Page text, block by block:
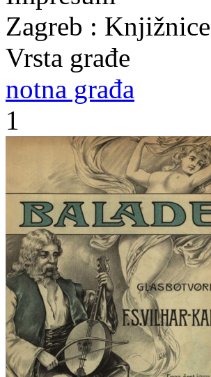
Zagreb :
Vrsta građe
notna građa
1